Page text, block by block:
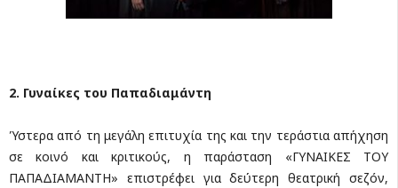
2. Γυναίκες του Παπαδιαμάντη
Ύστερα από τη μεγάλη επιτυχία της και την τεράστια απήχηση
σε κοινό και κριτικούς, η παράσταση «ΓΥΝΑΙΚΕΣ ΤΟΥ
ΠΑΠΑΔΙΑΜΑΝΤΗ» επιστρέφει για δεύτερη θεατρική σεζόν,